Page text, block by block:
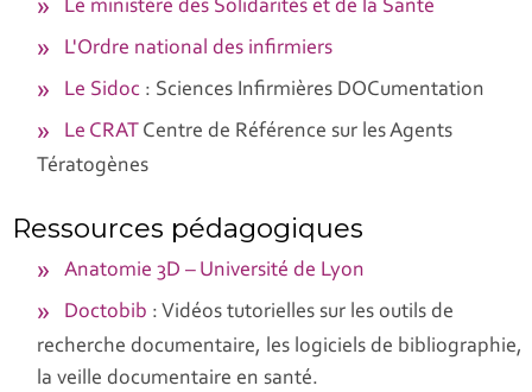
Le ministère des Solidarités et de la Santé
L'Ordre national des infirmiers
Le Sidoc : Sciences Infirmières DOCumentation
Le CRAT Centre de Référence sur les Agents
Tératogènes
Ressources pédagogiques
Anatomie 3D – Université de Lyon
Doctobib : Vidéos tutorielles sur les outils de
recherche documentaire, les logiciels de bibliographie,
la veille documentaire en santé.